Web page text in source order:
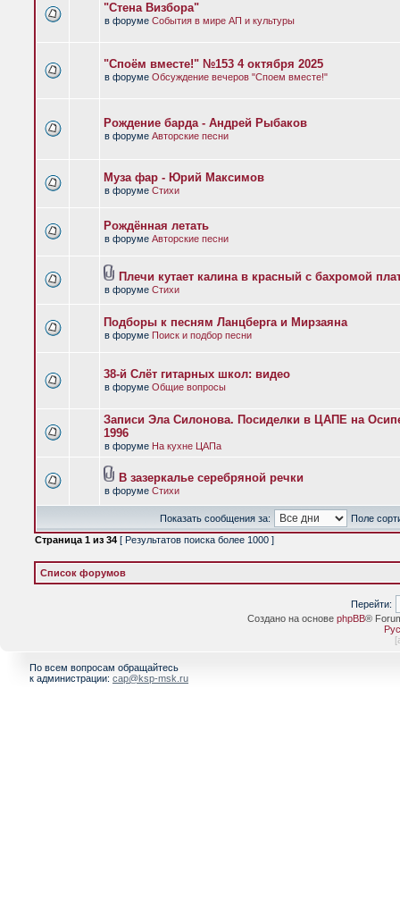
"Стена Визбора"
в форуме События в мире АП и культуры
"Споём вместе!" №153 4 октября 2025
в форуме Обсуждение вечеров "Споем вместе!"
Рождение барда - Андрей Рыбаков
в форуме Авторские песни
Муза фар - Юрий Максимов
в форуме Стихи
Рождённая летать
в форуме Авторские песни
Плечи кутает калина в красный с бахромой
в форуме Стихи
Подборы к песням Ланцберга и Мирзаяна
в форуме Поиск и подбор песни
38-й Слёт гитарных школ: видео
в форуме Общие вопросы
Записи Эла Силонова. Посиделки в ЦАПЕ на
1996
в форуме На кухне ЦАПа
В зазеркалье серебряной речки
в форуме Стихи
Показать сообщения за:
Поле
Страница 1 из 34 [ Результатов поиска более 1000 ]
Список форумов
Перейти:
Создано на основе phpBB®
[
По всем вопросам обращайтесь
к администрации: cap@ksp-msk.ru